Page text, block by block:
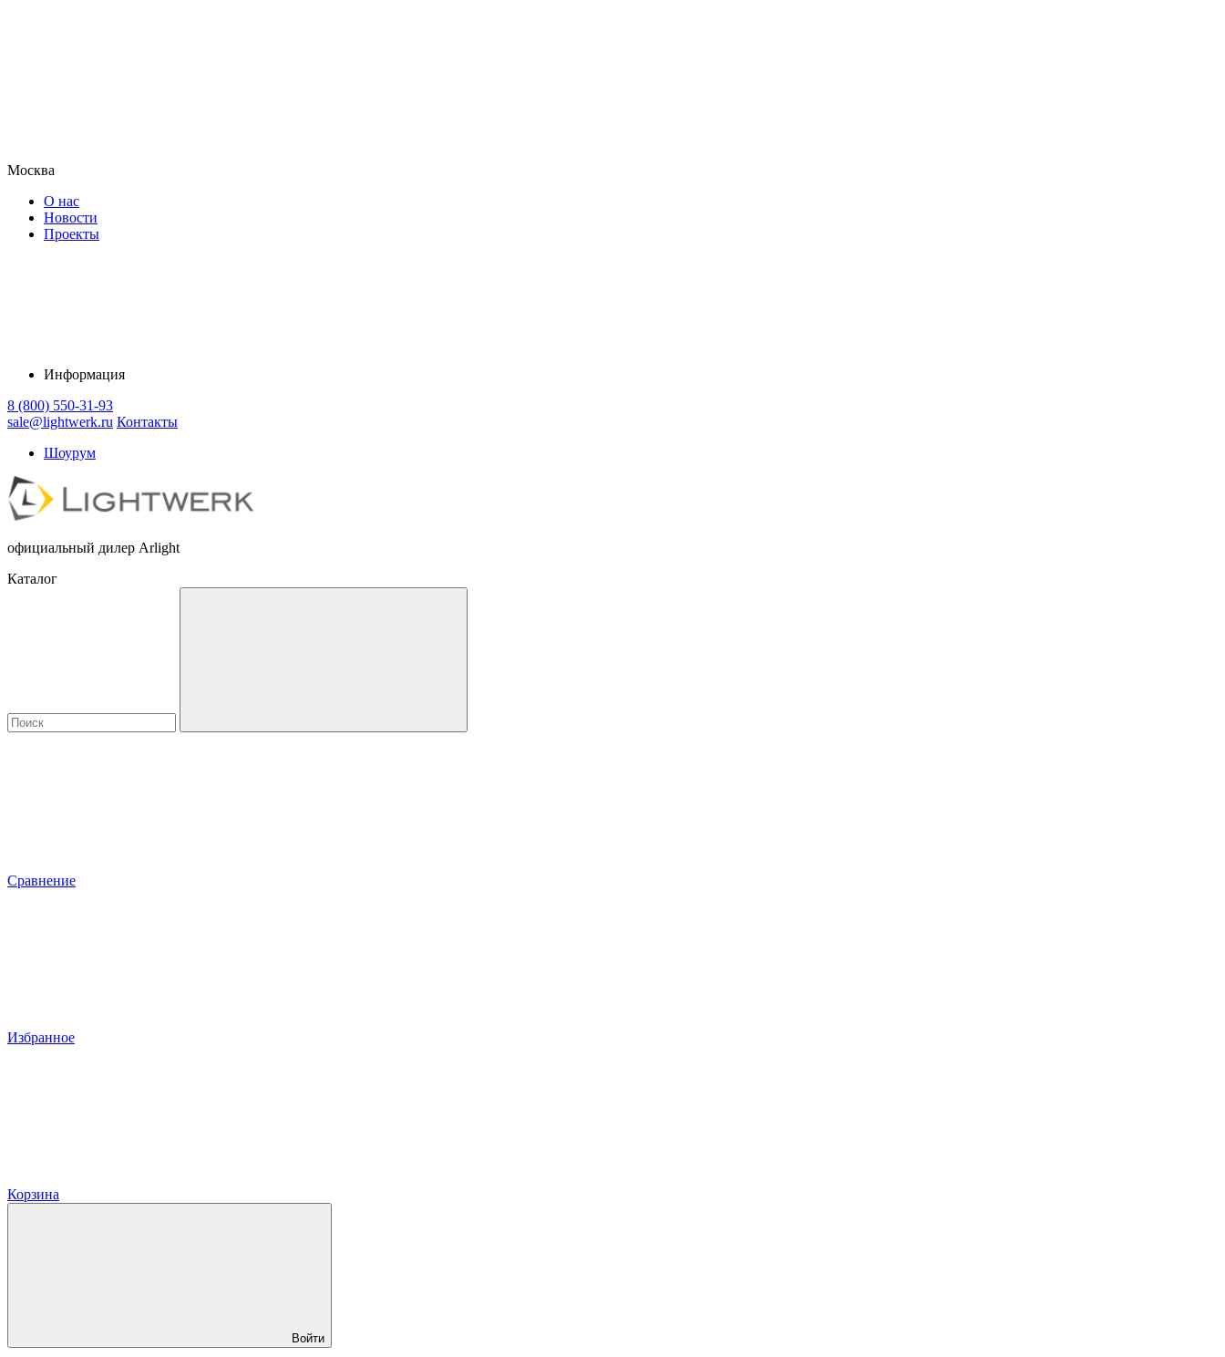
Москва
О нас
Новости
Проекты
Информация
8 (800) 550-31-93
sale@lightwerk.ru Контакты
Шоурум
официальный дилер Arlight
Каталог
Сравнение
Избранное
Корзина
Войти